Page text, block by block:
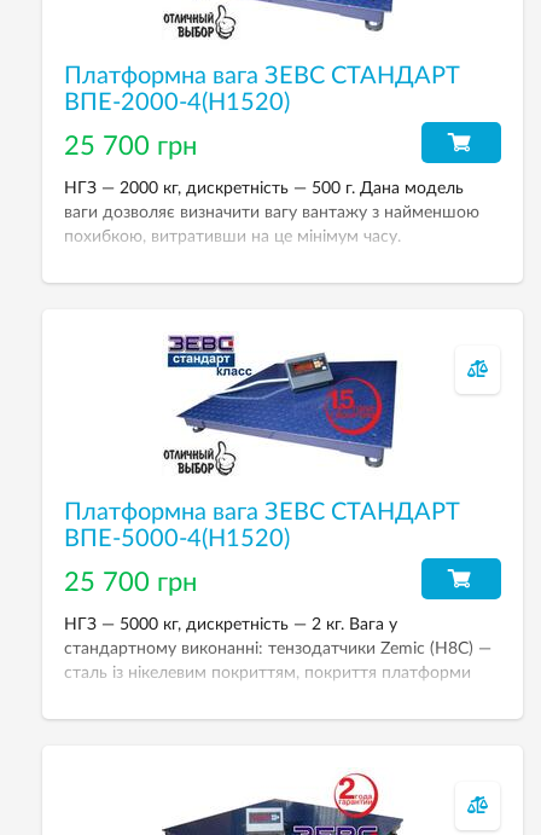
Платформна вага ЗЕВС СТАНДАРТ
ВПЕ-2000-4(Н1520)
25 700 грн
НГЗ — 2000 кг, дискретність — 500 г. Дана модель
ваги дозволяє визначити вагу вантажу з найменшою
похибкою, витративши на це мінімум часу.
призначена для зважування вантажів при виробничих
Платформна вага ЗЕВС СТАНДАРТ
ВПЕ-5000-4(Н1520)
25 700 грн
НГЗ — 5000 кг, дискретність — 2 кг. Вага у
стандартному виконанні: тензодатчики Zemic (H8С) —
сталь із нікелевим покриттям, покриття платформи
можливістю живлення від акумулятора. Розмір